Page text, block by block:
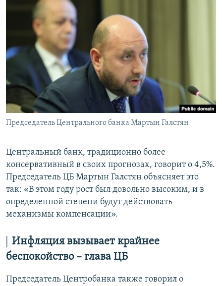
Председатель Центрального банка Мартын Галстян
Центральный банк, традиционно более
консервативный в своих прогнозах, говорит о 4,5%.
Председатель ЦБ Мартын Галстян объясняет это
так: «В этом году рост был довольно высоким, и в
определенной степени будут действовать
механизмы компенсации».
Инфляция вызывает крайнее
беспокойство – глава ЦБ
Председатель Центробанка также говорил о